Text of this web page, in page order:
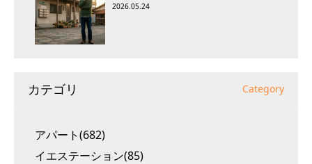
2026.05.24
カテゴリ Category
アパート(682)
イエステーション(85)